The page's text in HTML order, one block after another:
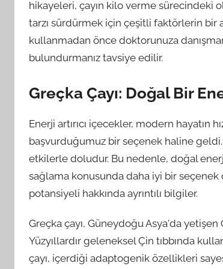
hikayeleri, çayın kilo verme sürecindeki
tarzı sürdürmek için çeşitli faktörlerin bir
kullanmadan önce doktorunuza
bulundurmanız tavsiye edilir.
Greçka Çayı: Doğal Bir
Enerji artırıcı içecekler, modern hayatın
başvurduğumuz bir seçenek haline
etkilerle doludur. Bu nedenle, doğal
sağlama konusunda daha iyi bir seçenek
potansiyeli hakkında ayrıntılı bilgiler.
Greçka çayı, Güneydoğu Asya'da
Yüzyıllardır geleneksel Çin tıbbında
çayı, içerdiği adaptogenik özellikleri